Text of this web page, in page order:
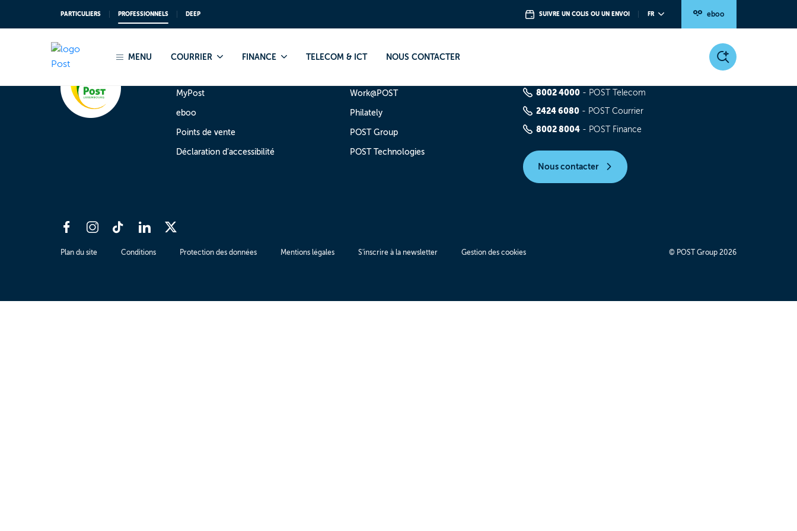
PARTICULIERS PROFESSIONNELS DEEP SUIVRE UN COLIS OU UN ENVOI FR eboo
MENU COURRIER FINANCE TELECOM & ICT NOUS CONTACTER
Accès rapide
MyPost
eboo
Points de vente
Déclaration d’accessibilité
Sites Web du groupe
Work@POST
Philately
POST Group
POST Technologies
8002 4000 - POST Telecom
2424 6080 - POST Courrier
8002 8004 - POST Finance
Nous contacter
Plan du site Conditions Protection des données Mentions légales S'inscrire à la newsletter Gestion des cookies © POST Group 2026